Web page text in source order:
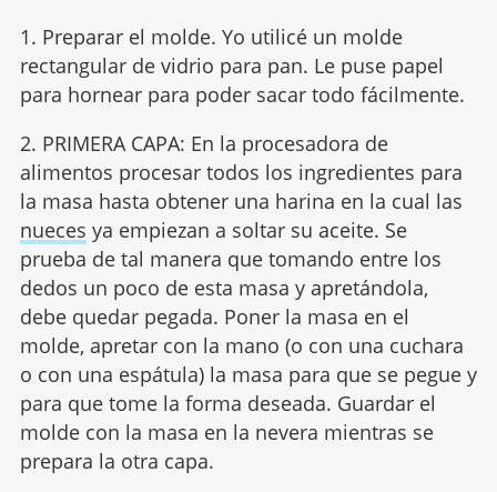
1. Preparar el molde. Yo utilicé un molde
rectangular de vidrio para pan. Le puse papel
para hornear para poder sacar todo fácilmente.
2. PRIMERA CAPA: En la procesadora de
alimentos procesar todos los ingredientes para
la masa hasta obtener una harina en la cual las
nueces ya empiezan a soltar su aceite. Se
prueba de tal manera que tomando entre los
dedos un poco de esta masa y apretándola,
debe quedar pegada. Poner la masa en el
molde, apretar con la mano (o con una cuchara
o con una espátula) la masa para que se pegue y
para que tome la forma deseada. Guardar el
molde con la masa en la nevera mientras se
prepara la otra capa.